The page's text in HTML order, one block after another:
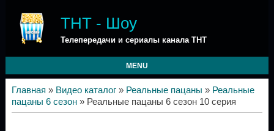
ТНТ - Шоу
Телепередачи и сериалы канала ТНТ
MENU
Главная » Видео каталог» Реальные пацаны » Реальные
пацаны 6 сезон» Реальные пацаны 6 сезон 10 серия